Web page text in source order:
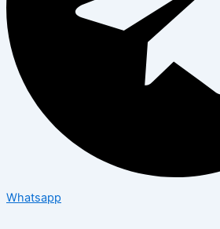
Whatsapp